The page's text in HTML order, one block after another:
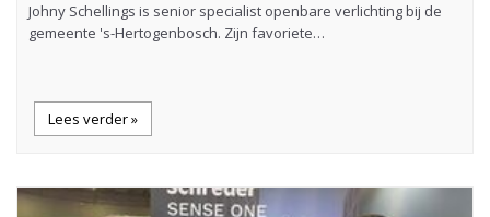
Johny Schellings is senior specialist openbare verlichting bij de
gemeente 's-Hertogenbosch. Zijn favoriete…
Lees verder »